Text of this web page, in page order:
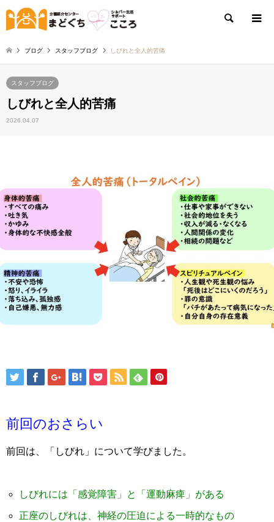
検索
ブログ スタッフブログ しびれと全人的苦痛
スタッフブログ
しびれと全人的苦痛
2026.04.07
前回のおさらい
前回は、「しびれ」について学びました。
しびれには「感覚障害」と「運動麻痺」がある
正座のしびれは、神経の圧迫による一時的なもの